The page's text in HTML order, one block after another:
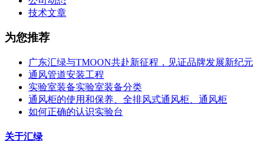
技术文章
为您推荐
广东汇绿与TMOON共赴新征程，见证品牌发展新纪元
通风管道安装工程
实验室装备实验室装备分类
通风柜的使用和保养、全排风式通风柜、通风柜
如何正确的认识实验台
关于汇绿